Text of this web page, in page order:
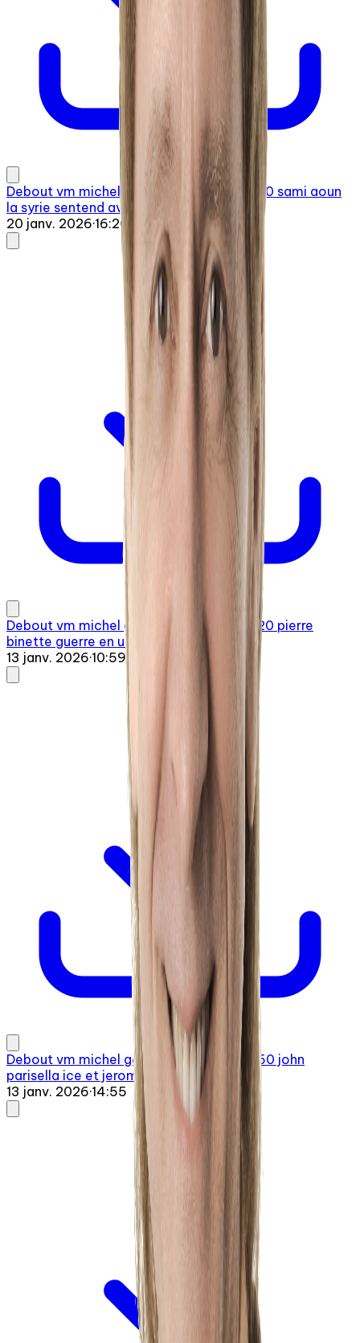
Debout vm michel gailloux 20260120 0810 sami aoun
la syrie sentend avec les
20 janv. 2026·16:20
Debout vm michel gailloux 20260113 0720 pierre
binette guerre en ukraine 25
13 janv. 2026·10:59
Debout vm michel gailloux 20260113 0750 john
parisella ice et jerome powell
13 janv. 2026·14:55